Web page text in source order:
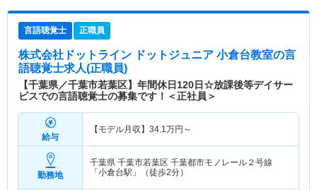
言語聴覚士 正職員
株式会社ドットライン ドットジュニア 小倉台教室の言
語聴覚士求人(正職員)
【千葉県／千葉市若葉区】年間休日120日☆放課後等デイサー
ビスでの言語聴覚士の募集です！＜正社員＞
給与
【モデル月収】 34.1万円～
勤務地
千葉県 千葉市若葉区 千葉都市モノレール２号線
「小倉台駅」（徒歩2分）